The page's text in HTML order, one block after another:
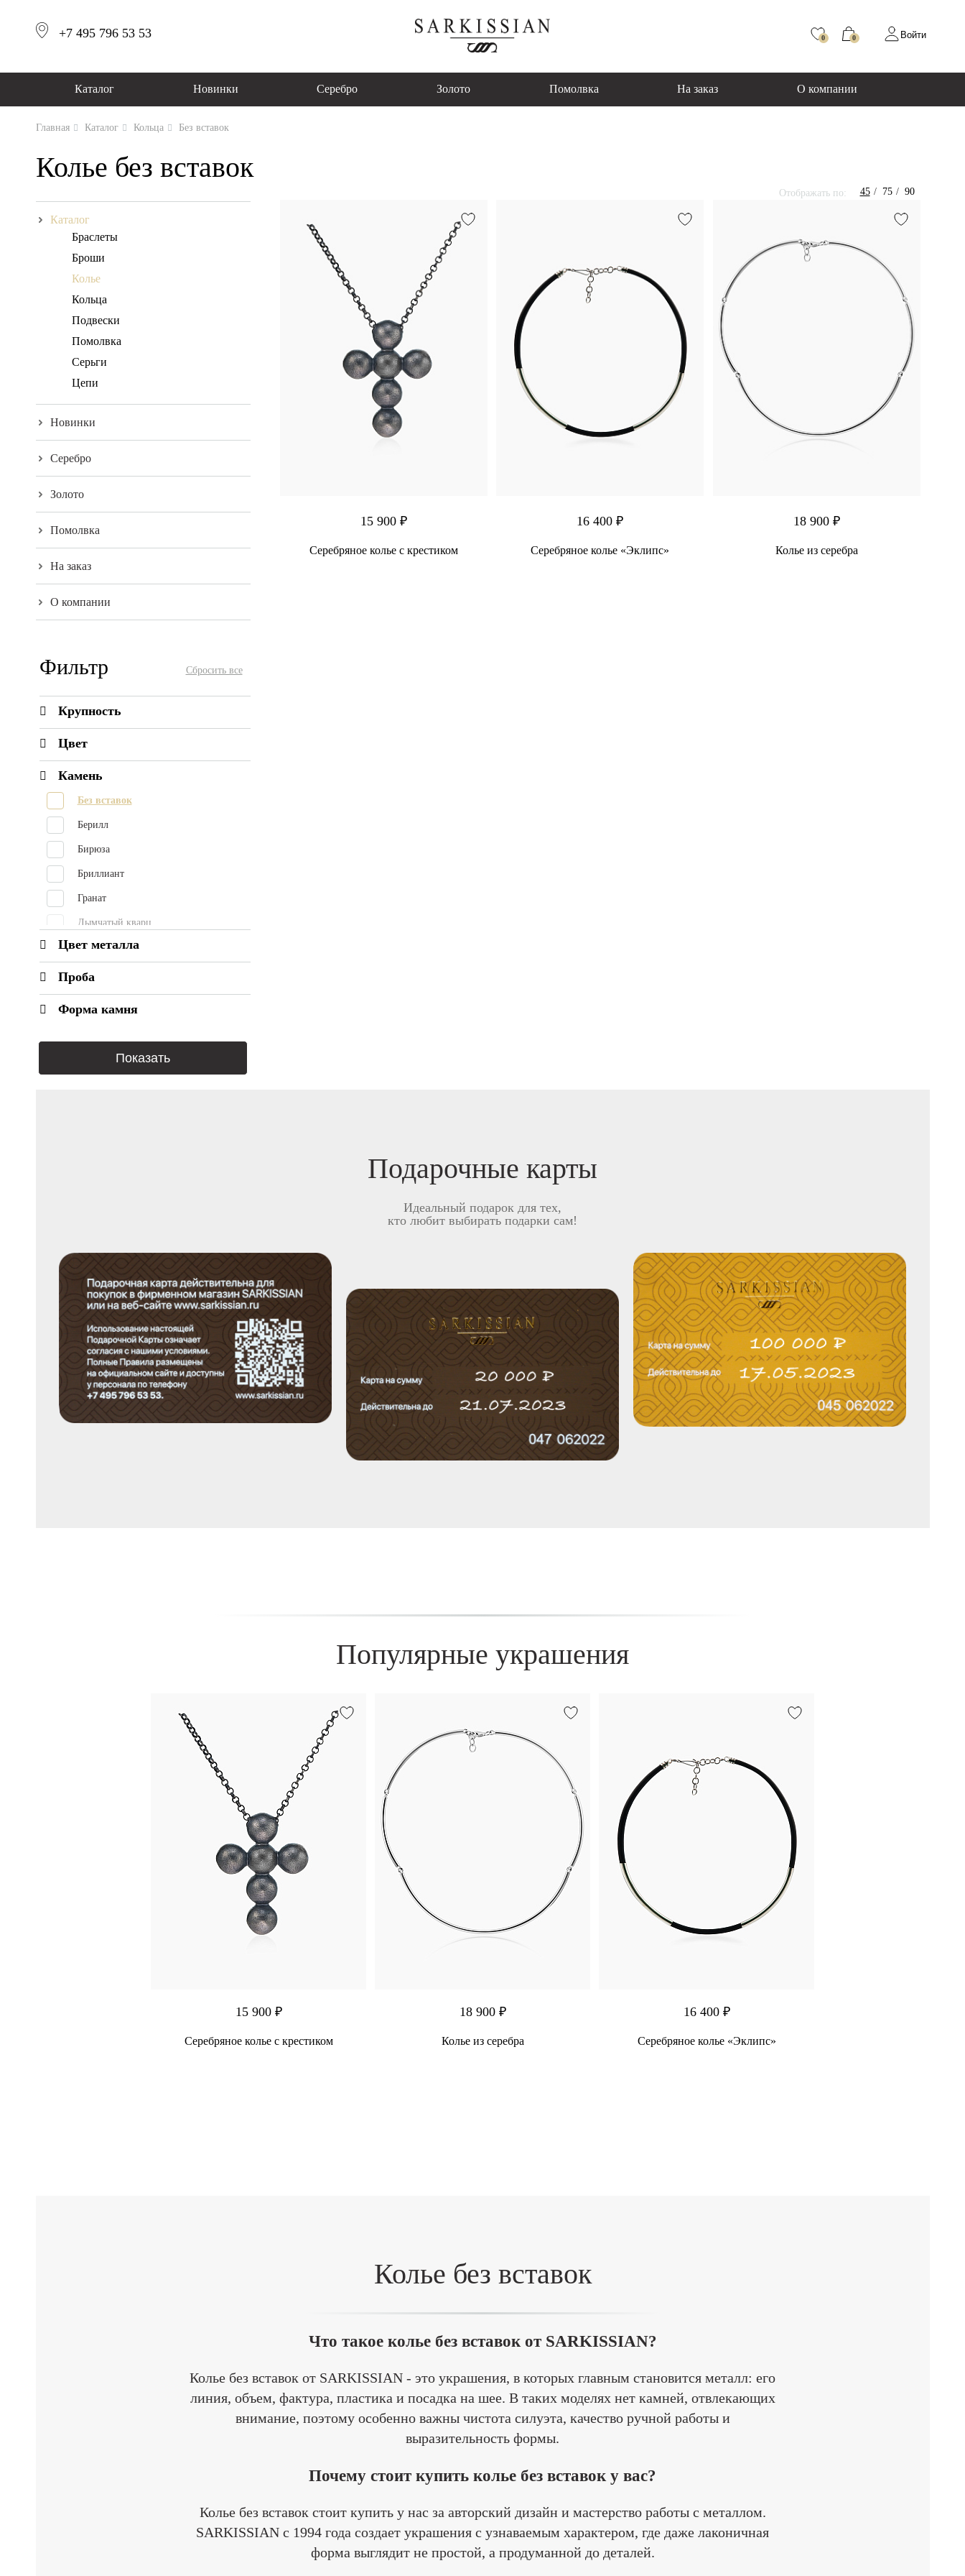
+7 495 796 53 53 0 0 Войти
Каталог Новинки Серебро Золото Помолвка На заказ О компании
Главная Каталог Кольца Без вставок
Колье без вставок
Каталог
Браслеты
Броши
Колье
Кольца
Подвески
Помолвка
Серьги
Цепи
Новинки
Серебро
Золото
Помолвка
На заказ
О компании
Фильтр
Крупность
Цвет
Камень
Без вставок
Берилл
Бирюза
Бриллиант
Гранат
Дымчатый кварц
Жемчуг
Изумруд
Лазурит
Лунный камень
Сапфир
Цвет металла
Проба
Форма камня
Отображать по: 45 75 90
15 900 ₽
Серебряное колье с крестиком
16 400 ₽
Серебряное колье «Эклипс»
18 900 ₽
Колье из серебра
Подарочные карты
Идеальный подарок для тех,
кто любит выбирать подарки сам!
Популярные украшения
15 900 ₽
Серебряное колье с крестиком
18 900 ₽
Колье из серебра
16 400 ₽
Серебряное колье «Эклипс»
Колье без вставок
Что такое колье без вставок от SARKISSIAN?
Колье без вставок от SARKISSIAN - это украшения, в которых главным становится металл: его
линия, объем, фактура, пластика и посадка на шее. В таких моделях нет камней, отвлекающих
внимание, поэтому особенно важны чистота силуэта, качество ручной работы и
выразительность формы.
Почему стоит купить колье без вставок у вас?
Колье без вставок стоит купить у нас за авторский дизайн и мастерство работы с металлом.
SARKISSIAN с 1994 года создает украшения с узнаваемым характером, где даже лаконичная
форма выглядит не простой, а продуманной до деталей.